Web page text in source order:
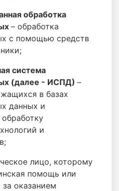
обработка
– обработка
с помощью средств
система
(далее - ИСПД) –
в базах
данных и
и
лицо, которому
помощь или
оказанием